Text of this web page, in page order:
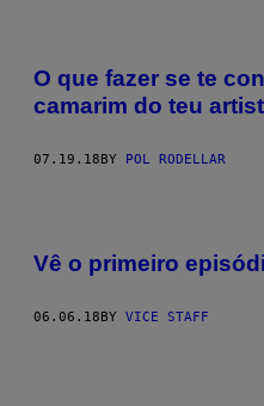
O que fazer se te
camarim do teu
07.19.18 BY POL RODELLAR
Vê o primeiro
06.06.18BY VICE STAFF